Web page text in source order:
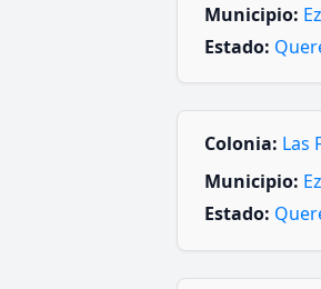
Municipio:
Estado:
Colonia: Las
Municipio:
Estado: